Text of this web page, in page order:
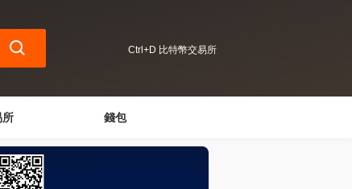
Ctrl+D 比特幣交易所
所 錢包